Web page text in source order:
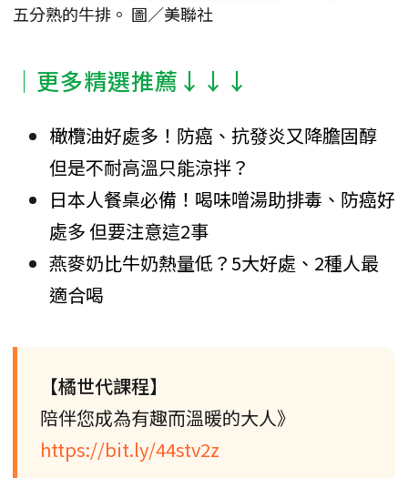
五分熟的牛排。 圖／美聯社
│更多精選推薦↓↓↓
橄欖油好處多！防癌、抗發炎又降膽固醇
但是不耐高溫只能涼拌？
日本人餐桌必備！喝味噌湯助排毒、防癌好
處多 但要注意這2事
燕麥奶比牛奶熱量低？5大好處、2種人最
適合喝
【橘世代課程】
陪伴您成為有趣而溫暖的大人》
https://bit.ly/44stv2z